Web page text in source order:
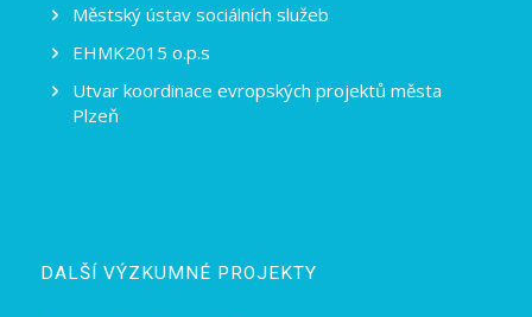
Městský ústav sociálních služeb
EHMK2015 o.p.s
Utvar koordinace evropských projektů města
Plzeň
DALŠÍ VÝZKUMNÉ PROJEKTY